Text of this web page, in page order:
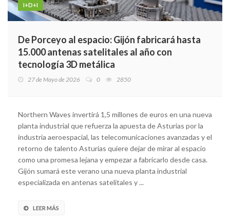
I+D+I
De Porceyo al espacio: Gijón fabricará hasta
15.000 antenas satelitales al año con
tecnología 3D metálica
27 de Mayo de 2026 0 2850
Northern Waves invertirá 1,5 millones de euros en una nueva
planta industrial que refuerza la apuesta de Asturias por la
industria aeroespacial, las telecomunicaciones avanzadas y el
retorno de talento Asturias quiere dejar de mirar al espacio
como una promesa lejana y empezar a fabricarlo desde casa.
Gijón sumará este verano una nueva planta industrial
especializada en antenas satelitales y ...
LEER MÁS